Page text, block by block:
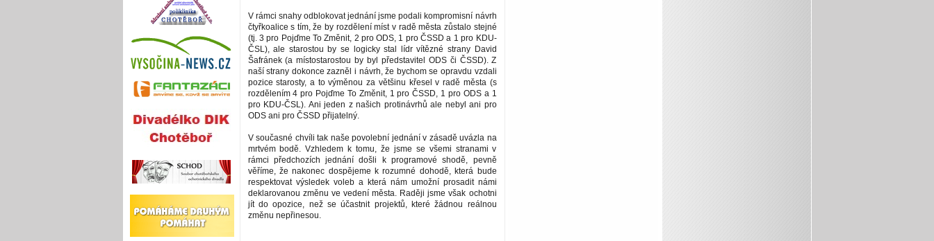
V rámci snahy odblokovat jednání jsme podali kompromisní návrh
čtyřkoalice s tím, že by rozdělení míst v radě města zůstalo stejné
(tj. 3 pro Pojďme To Změnit, 2 pro ODS, 1 pro ČSSD a 1 pro KDU-
ČSL), ale starostou by se logicky stal lídr vítězné strany David
Šafránek (a místostarostou by byl představitel ODS či ČSSD). Z
naší strany dokonce zazněl i návrh, že bychom se opravdu vzdali
pozice starosty, a to výměnou za většinu křesel v radě města (s
rozdělením 4 pro Pojďme To Změnit, 1 pro ČSSD, 1 pro ODS a 1
pro KDU-ČSL). Ani jeden z našich protinávrhů ale nebyl ani pro
ODS ani pro ČSSD přijatelný.
V současné chvíli tak naše povolební jednání v zásadě uvázla na
mrtvém bodě. Vzhledem k tomu, že jsme se všemi stranami v
rámci předchozích jednání došli k programové shodě, pevně
věříme, že nakonec dospějeme k rozumné dohodě, která bude
respektovat výsledek voleb a která nám umožní prosadit námi
deklarovanou změnu ve vedení města. Raději jsme však ochotni
jít do opozice, než se účastnit projektů, které žádnou reálnou
změnu nepřinesou.